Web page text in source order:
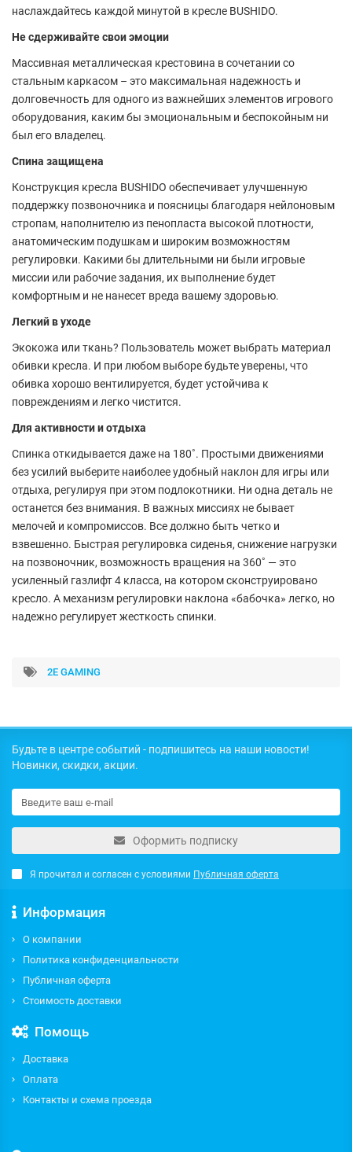
наслаждайтесь каждой минутой в кресле BUSHIDO.
Не сдерживайте свои эмоции
Массивная металлическая крестовина в сочетании со
стальным каркасом – это максимальная надежность и
долговечность для одного из важнейших элементов игрового
оборудования, каким бы эмоциональным и беспокойным ни
был его владелец.
Спина защищена
Конструкция кресла BUSHIDO обеспечивает улучшенную
поддержку позвоночника и поясницы благодаря нейлоновым
стропам, наполнителю из пенопласта высокой плотности,
анатомическим подушкам и широким возможностям
регулировки. Какими бы длительными ни были игровые
миссии или рабочие задания, их выполнение будет
комфортным и не нанесет вреда вашему здоровью.
Легкий в уходе
Экокожа или ткань? Пользователь может выбрать материал
обивки кресла. И при любом выборе будьте уверены, что
обивка хорошо вентилируется, будет устойчива к
повреждениям и легко чистится.
Для активности и отдыха
Спинка откидывается даже на 180˚. Простыми движениями
без усилий выберите наиболее удобный наклон для игры или
отдыха, регулируя при этом подлокотники. Ни одна деталь не
останется без внимания. В важных миссиях не бывает
мелочей и компромиссов. Все должно быть четко и
взвешенно. Быстрая регулировка сиденья, снижение нагрузки
на позвоночник, возможность вращения на 360˚ — это
усиленный газлифт 4 класса, на котором сконструировано
кресло. А механизм регулировки наклона «бабочка» легко, но
надежно регулирует жесткость спинки.
2E GAMING
Будьте в центре событий - подпишитесь на наши новости!
Новинки, скидки, акции.
Оформить подписку
Я прочитал и согласен с условиями Публичная оферта
Информация
О компании
Политика конфиденциальности
Публичная оферта
Стоимость доставки
Помощь
Доставка
Оплата
Контакты и схема проезда